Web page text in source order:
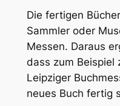
Die fertigen
Sammler oder
Messen. Daraus
dass zum Beispiel
Leipziger
neues Buch fertig